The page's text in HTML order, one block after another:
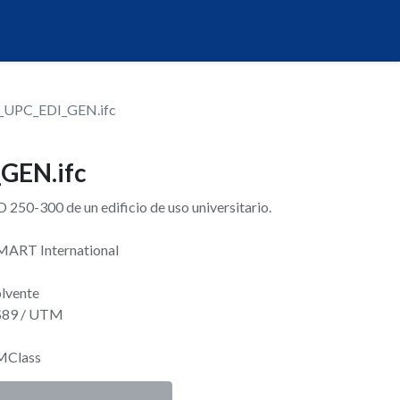
250-300 de un edificio de uso universitario.
International
/ UTM